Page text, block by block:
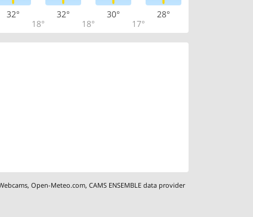
32°
18°
32°
18°
30°
17°
28°
,Open-Meteo.com,CAMS ENSEMBLE data provider